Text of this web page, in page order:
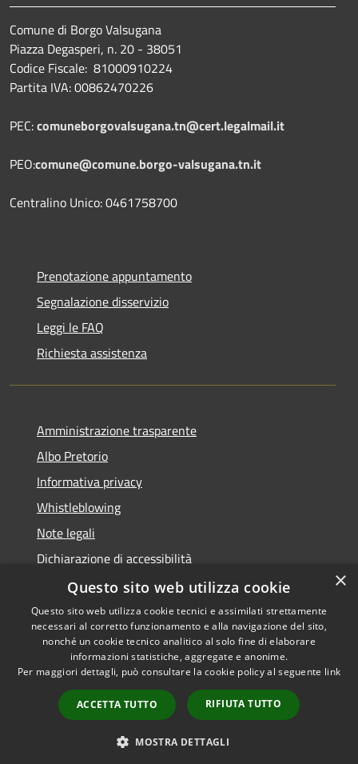
Comune di Borgo Valsugana
Piazza Degasperi, n. 20 - 38051
Codice Fiscale: 81000910224
Partita IVA: 00862470226
PEC:comuneborgovalsugana.tn@cert.legalmail.it
PEO:comune@comune.borgo-valsugana.tn.it
Centralino Unico: 0461758700
Prenotazione appuntamento
Segnalazione disservizio
Leggi le FAQ
Richiesta assistenza
Amministrazione trasparente
Albo Pretorio
Informativa privacy
Whistleblowing
Note legali
Dichiarazione di accessibilità
Feedback accessibilità
RSS
Accessibilità
Copyright © 2026 • Comune di
Municipium•
Accesso
redazione
×
Questo sito web utilizza cookie
Questo sito web utilizza cookie tecnici e assimilati strettamente
necessari al corretto funzionamento e alla navigazione del sito,
nonché un cookie tecnico analitico al solo fine di elaborare
informazioni statistiche, aggregate e anonime.
Per maggiori dettagli, può consultare la cookie policy al seguente link
ACCETTA TUTTO RIFIUTA TUTTO
MOSTRA DETTAGLI